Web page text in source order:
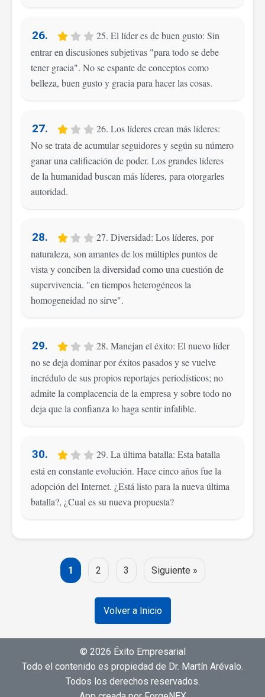
26.
25. El líder es de buen gusto: Sin
entrar en discusiones subjetivas "para todo se debe
tener gracia". No se espante de conceptos como
belleza, buen gusto y gracia para hacer las cosas.
27.
26. Los líderes crean más líderes:
No se trata de acumular seguidores y según su número
ganar una calificación de poder. Los grandes líderes
de la humanidad buscan más líderes, para otorgarles
autoridad.
28.
27. Diversidad: Los líderes, por
naturaleza, son amantes de los múltiples puntos de
vista y conciben la diversidad como una cuestión de
supervivencia. "en tiempos heterogéneos la
homogeneidad no sirve".
29.
28. Manejan el éxito: El nuevo líder
no se deja dominar por éxitos pasados y se vuelve
incrédulo de sus propios reportajes periodísticos; no
admite la complacencia de la empresa y sobre todo no
deja que la confianza lo haga sentir infalible.
30.
29. La última batalla: Esta batalla
está en constante evolución. Hace cinco años fue la
adopción del Internet. ¿Está listo para la nueva última
batalla?, ¿Cual es su nueva propuesta?
1 2 3 Siguiente »
Volver a Inicio
© 2026 Éxito Empresarial
Todo el contenido es propiedad de Dr. Martín Arévalo.
Todos los derechos reservados.